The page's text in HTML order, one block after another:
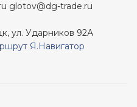
glotov@dg-trade.ru
ул. Ударников 92А
Я.Навигатор